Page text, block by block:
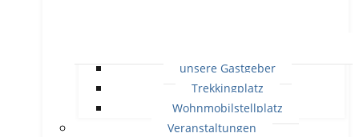
unsere Gastgeber
Trekkingplatz
Wohnmobilstellplatz
Veranstaltungen